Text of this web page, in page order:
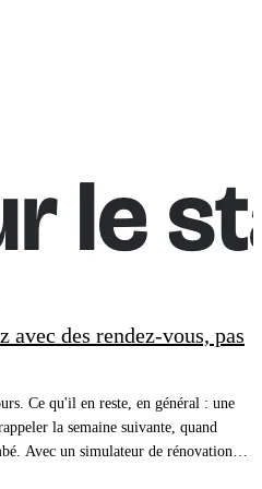
avec des rendez-vous, pas
Ce qu'il en reste, en général : une
la semaine suivante, quand
Avec un simulateur de rénovation